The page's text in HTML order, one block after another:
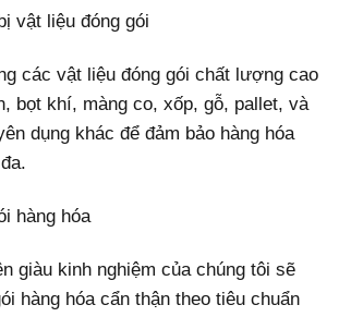
vật liệu đóng gói
các vật liệu đóng gói chất lượng cao
bọt khí, màng co, xốp, gỗ, pallet, và
dụng khác để đảm bảo hàng hóa
hàng hóa
giàu kinh nghiệm của chúng tôi sẽ
hàng hóa cẩn thận theo tiêu chuẩn